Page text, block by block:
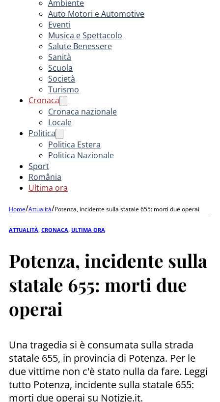
Ambiente
Auto Motori e Automotive
Eventi
Musica e Spettacolo
Salute Benessere
Sanità
Scuola
Società
Turismo
Cronaca
Cronaca nazionale
Locale
Politica
Politica Estera
Politica Nazionale
Sport
România
Ultima ora
Home/Attualità/Potenza, incidente sulla statale 655: morti due operai
ATTUALITÀ CRONACA ULTIMA ORA
Potenza, incidente sulla
statale 655: morti due
operai
Una tragedia si è consumata sulla strada
statale 655, in provincia di Potenza. Per le
due vittime non c'è stato nulla da fare. Leggi
tutto Potenza, incidente sulla statale 655:
morti due operai su Notizie.it.